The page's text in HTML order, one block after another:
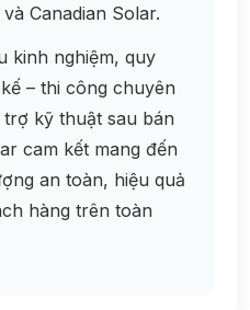
Canadian Solar.
kinh nghiệm, quy
– thi công chuyên
kỹ thuật sau bán
cam kết mang đến
an toàn, hiệu quả
hàng trên toàn